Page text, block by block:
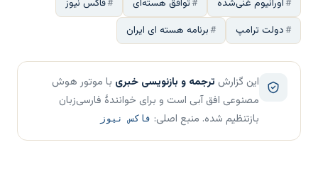
اورانیوم غنی‌شده
توافق هسته‌ای
فاکس نیوز
دولت ترامپ
برنامه هسته ای ایران
این گزارش ترجمه و بازنویسی خبری با موتور هوش
مصنوعی افق آبی است و برای خوانندهٔ فارسی‌زبان
بازتنظیم شده. منبع اصلی: فاکس نیوز